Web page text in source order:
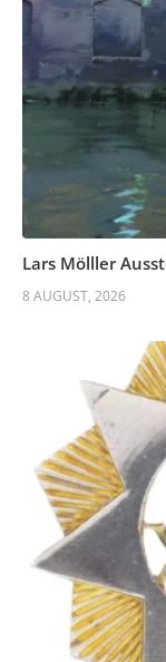
Lars Mölller
8 AUGUST, 2026